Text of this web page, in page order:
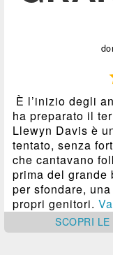
È l’inizio degli
ha preparato il
Llewyn Davis è
tentato, senza
che cantavano
prima del grande
per sfondare,
propri genitori.
SCOPRI LE